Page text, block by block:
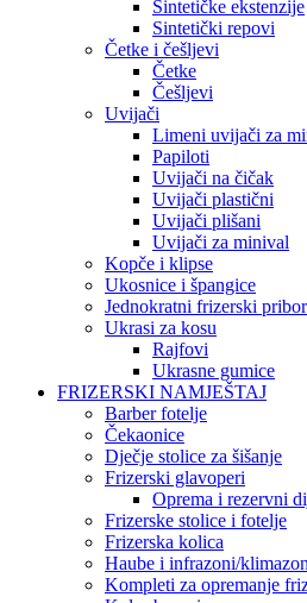
Sintetičke ekstenzije
Sintetički repovi
Četke i češljevi
Četke
Češljevi
Uvijači
Limeni uvijači za
Papiloti
Uvijači na čičak
Uvijači plastični
Uvijači plišani
Uvijači za minival
Kopče i klipse
Ukosnice i špangice
Jednokratni frizerski
Ukrasi za kosu
Rajfovi
Ukrasne gumice
FRIZERSKI NAMJEŠTAJ
Barber fotelje
Čekaonice
Dječje stolice za šišanje
Frizerski glavoperi
Oprema i rezervni
Frizerske stolice i fotelje
Frizerska kolica
Haube i infrazoni/
Kompleti za opremanje